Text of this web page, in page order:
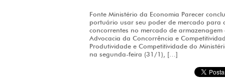
Fonte Ministério da Economia Parecer
portuário usar seu poder de mercado para
concorrentes no mercado de
Advocacia da Concorrência e
Produtividade e Competitividade do
na segunda-feira (31/1), […]